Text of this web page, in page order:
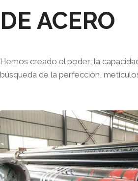
DE ACERO
Hemos creado el poder; la
búsqueda de la perfección,